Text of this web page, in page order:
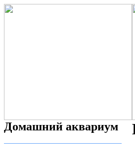
Домашний аквариум